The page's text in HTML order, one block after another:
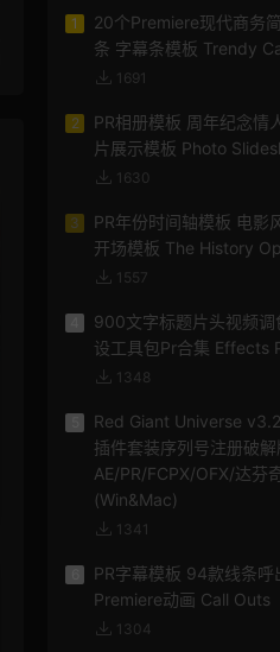
1
20个Premiere现代商务
条 字幕条模板 Trendy
1691
2
PR相册模板 周年纪念情
片展示模板 Photo
1630
3
PR年份时间轴模板 电影
开场模板 The History
1557
900文字标题片头视频调
设工具包Pr合集 Effects
1348
Red Giant Universe
插件套装序列号注册破解
AE/PR/FCPX/OFX/达芬
(Win&Mac)
1341
PR字幕模板 94款线条呼
Premiere动画 Call Outs
1304